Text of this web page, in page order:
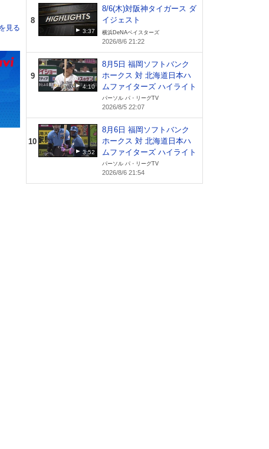
8
3:37
8/6(木)対阪神タイガース ダ
イジェスト
横浜DeNAベイスターズ
2026/8/6 21:22
9
4:10
8月5日 福岡ソフトバンク
ホークス 対 北海道日本ハ
ムファイターズ ハイライト
パーソル パ・リーグTV
2026/8/5 22:07
10
3:52
8月6日 福岡ソフトバンク
ホークス 対 北海道日本ハ
ムファイターズ ハイライト
パーソル パ・リーグTV
2026/8/6 21:54